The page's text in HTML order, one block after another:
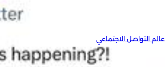
عالم التواصل الاجتماعي